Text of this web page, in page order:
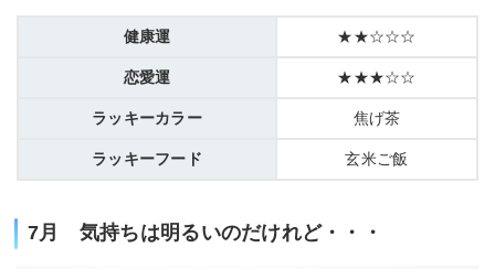
健康運 ★★☆☆☆
恋愛運 ★★★☆☆
ラッキーカラー 焦げ茶
ラッキーフード 玄米ご飯
7月 気持ちは明るいのだけれど・・・